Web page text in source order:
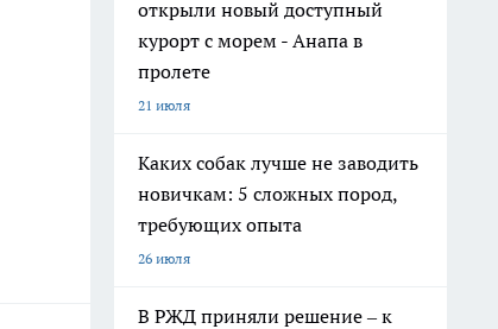
открыли новый доступный
курорт с морем - Анапа в
пролете
21 июля
Каких собак лучше не заводить
новичкам: 5 сложных пород,
требующих опыта
26 июля
В РЖД приняли решение – к